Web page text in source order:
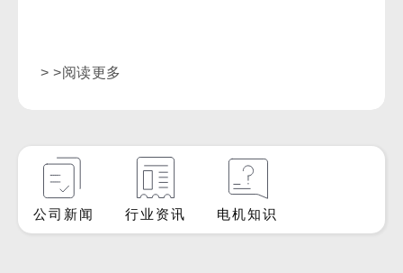
> >阅读更多
公司新闻 行业资讯 电机知识